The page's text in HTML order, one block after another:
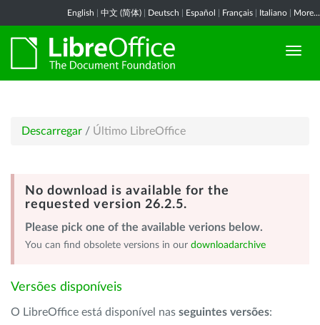
English 中文 (简体) Deutsch Español Français Italiano More...
Descarregar / Último LibreOffice
No download is available for the
requested version 26.2.5.
Please pick one of the available verions below.
You can find obsolete versions in our downloadarchive
Versões disponíveis
O LibreOffice está disponível nas seguintes versões: